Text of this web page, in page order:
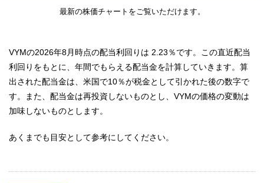
最新の株価チャートをご覧いただけます。
VYMの2026年8月時点の配当利回りは 2.23％です。この直近配当
利回りをもとに、年間でもらえる配当金を計算していきます。算
出された配当金は、米国で10％が税金として引かれた後の数字で
す。また、配当金は再投資しないものとし、VYMの価格の変動は
加味しないものとします。
あくまでも目安として参考にしてください。